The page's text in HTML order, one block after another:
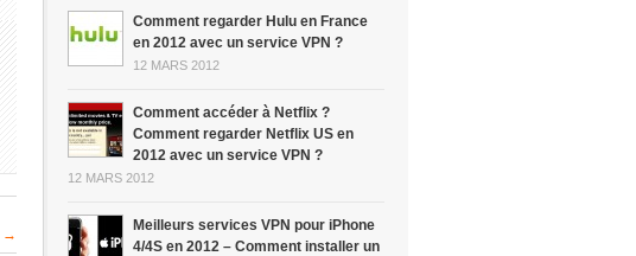
→
Comment regarder Hulu en France
en 2012 avec un service VPN ?
12 MARS 2012
Comment accéder à Netflix ?
Comment regarder Netflix US en
2012 avec un service VPN ?
12 MARS 2012
Meilleurs services VPN pour iPhone
4/4S en 2012 – Comment installer un